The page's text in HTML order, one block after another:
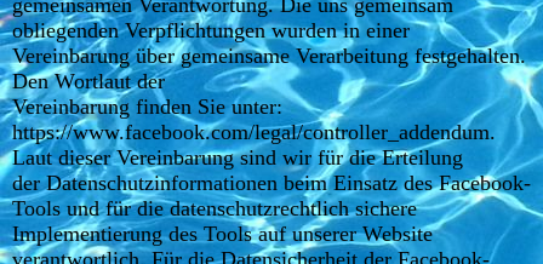
gemeinsamen Verantwortung. Die uns gemeinsam
obliegenden Verpflichtungen wurden in einer
Vereinbarung über gemeinsame Verarbeitung festgehalten.
Den Wortlaut der
Vereinbarung finden Sie unter:
https://www.facebook.com/legal/controller_addendum.
Laut dieser Vereinbarung sind wir für die Erteilung
der Datenschutzinformationen beim Einsatz des Facebook-
Tools und für die datenschutzrechtlich sichere
Implementierung des Tools auf unserer Website